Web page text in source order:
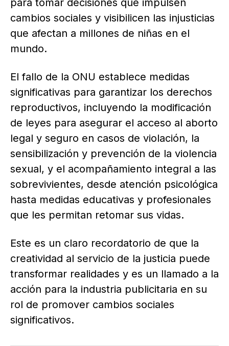
cambios sociales y visibilicen las injusticias
que afectan a millones de niñas en el
mundo.
El fallo de la ONU establece medidas
significativas para garantizar los derechos
reproductivos, incluyendo la modificación
de leyes para asegurar el acceso al aborto
legal y seguro en casos de violación, la
sensibilización y prevención de la violencia
sexual, y el acompañamiento integral a las
sobrevivientes, desde atención psicológica
hasta medidas educativas y profesionales
que les permitan retomar sus vidas.
Este es un claro recordatorio de que la
creatividad al servicio de la justicia puede
transformar realidades y es un llamado a la
acción para la industria publicitaria en su
rol de promover cambios sociales
significativos.